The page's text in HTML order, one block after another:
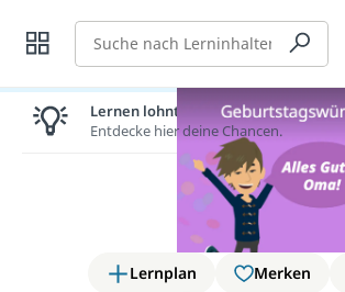
Suche
Lernplan Merken
Lernen lohnt sich!
Entdecke hier deine Chancen.